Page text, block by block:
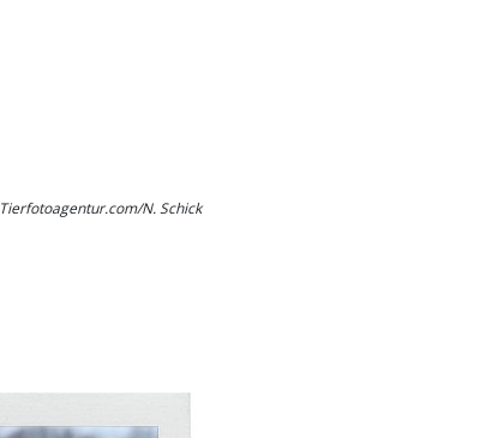
Tierfotoagentur.com/N. Schick